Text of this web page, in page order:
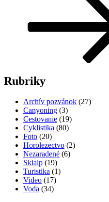
Rubriky
Archív pozvánok (27)
Canyoning (3)
Cestovanie (19)
Cyklistika (80)
Foto (20)
Horolezectvo (2)
Nezaradené (6)
Skialp (19)
Turistika (1)
Video (17)
Voda (34)